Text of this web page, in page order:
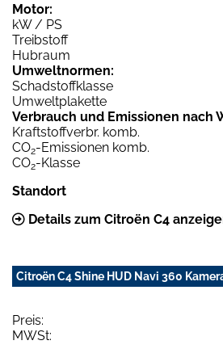
Motor:
kW / PS
Treibstoff
Hubraum
Umweltnormen:
Schadstoffklasse
Umweltplakette
Verbrauch und Emissionen nach
Kraftstoffverbr. komb.
CO2-Emissionen komb.
CO2-Klasse
Standort
Details zum Citroën C4
Citroën C4 Shine HUD Navi 360
Preis:
MWSt: